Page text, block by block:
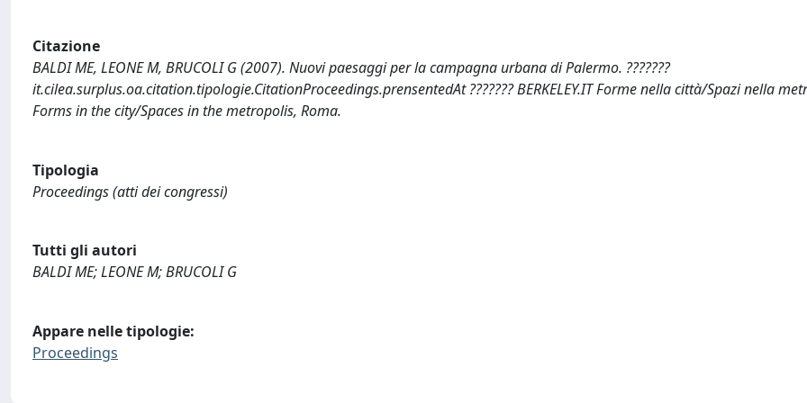
Citazione
BALDI ME, LEONE M, BRUCOLI G (2007). Nuovi paesaggi per la campagna urbana di Palermo. ???????
it.cilea.surplus.oa.citation.tipologie.CitationProceedings.prensentedAt ??????? BERKELEY.IT Forme nella città/Spazi nella
Forms in the city/Spaces in the metropolis, Roma.
Tipologia
Proceedings (atti dei congressi)
Tutti gli autori
BALDI ME; LEONE M; BRUCOLI G
Appare nelle tipologie:
Proceedings